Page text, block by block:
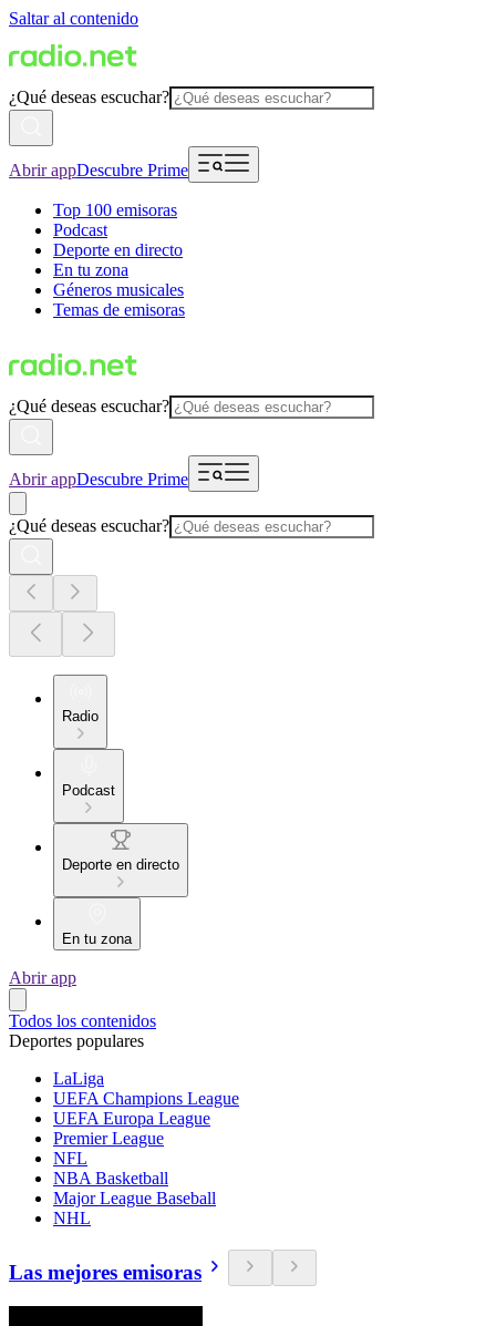
Saltar al contenido
¿Qué deseas escuchar?
Abrir appDescubre Prime
Top 100 emisoras
Podcast
Deporte en directo
En tu zona
Géneros musicales
Temas de emisoras
¿Qué deseas escuchar?
Abrir appDescubre Prime
¿Qué deseas escuchar?
Radio
Podcast
Deporte en directo
En tu zona
Abrir app
Todos los contenidos
Deportes populares
LaLiga
UEFA Champions League
UEFA Europa League
Premier League
NFL
NBA Basketball
Major League Baseball
NHL
Las mejores emisoras